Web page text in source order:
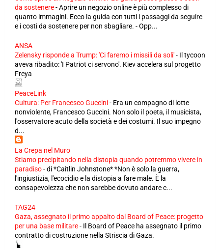
da sostenere-Aprire un negozio online è più complesso di
quanto immagini. Ecco la guida con tutti i passaggi da seguire
e i costi da sostenere per non sbagliare. - Opp...
ANSA
Zelensky risponde a Trump: 'Ci faremo i missili da soli'- Il tycoon
aveva ribadito: 'I Patriot ci servono'. Kiev accelera sul progetto
Freya
PeaceLink
Cultura: Per Francesco Guccini- Era un compagno di lotte
nonviolente, Francesco Guccini. Non solo il poeta, il musicista,
l'osservatore acuto della società e dei costumi. Il suo impegno
d...
La Crepa nel Muro
Stiamo precipitando nella distopia quando potremmo vivere in
paradiso-di *Caitlin Johnstone* *Non è solo la guerra,
l'ingiustizia, l'ecocidio e la distopia a fare male. È la
consapevolezza che non sarebbe dovuto andare c...
TAG24
Gaza, assegnato il primo appalto dal Board of Peace: progetto
per una base militare- Il Board of Peace ha assegnato il primo
contratto di costruzione nella Striscia di Gaza.